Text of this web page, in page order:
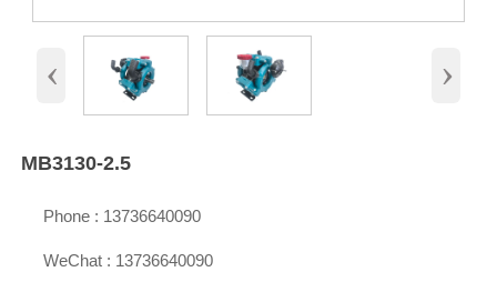
‹ ›
MB3130-2.5
Phone : 13736640090
WeChat : 13736640090